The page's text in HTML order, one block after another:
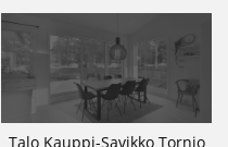
Talo Kauppi-Savikko Tornio